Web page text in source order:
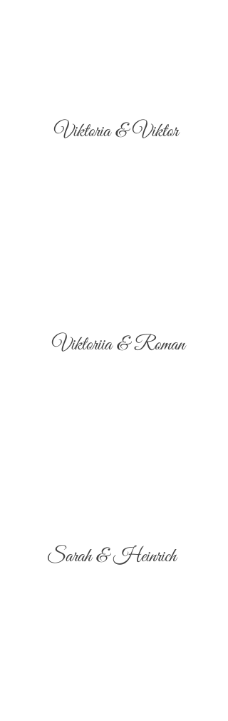
Viktoria & Viktor
Viktoriia & Roman
Sarah & Heinrich